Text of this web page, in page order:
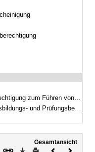
Rettungsdienste, des Technischen Hilfswerks und sonstiger Einheiten des Katastrophenschutzes
und Prüfungsbescheinigung
Gesamtansicht
Download
DruckenVorheriges